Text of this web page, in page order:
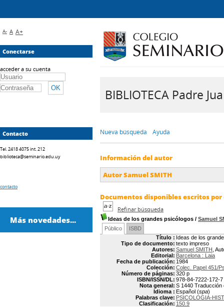
BIBLIOTECA Padre
Nueva búsqueda Ayuda
Información del autor
Autor Samuel SMITH
Documentos disponibles escritos
Refinar búsqueda
Ideas de los grandes psicólogos / Samuel
Público
ISBD
Título : Ideas de los
Tipo de documento: texto impreso
Autores: Samuel SMITH ,
Editorial: Barcelona : Laia
Fecha de publicación: 1984
Colección: Colec. Papel 451/
Número de páginas: 320 p
ISBN/ISSN/DL: 978-84-7222-172-7
Nota general: S 1440 Traducción
Idioma : Español (spa)
Palabras clave: PSICOLOGIA-
Clasificación: 150.9
A- A A+
Conectarse
acceder a su cuenta
Contacto
Tel. 2418 4075 int. 212
biblioteca@seminario.edu.uy
contacto
Más novedades...